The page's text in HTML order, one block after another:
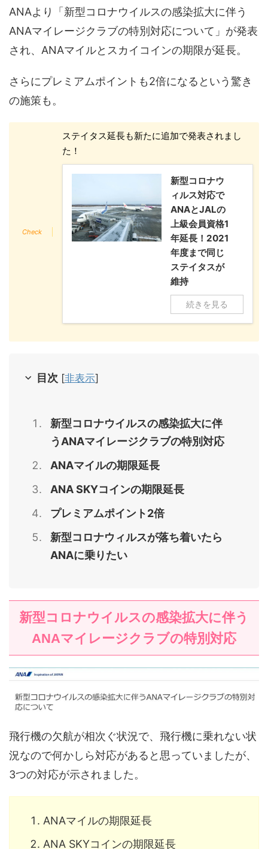
ANAより「新型コロナウイルスの感染拡大に伴う
ANAマイレージクラブの特別対応について」が発表
され、ANAマイルとスカイコインの期限が延長。
さらにプレミアムポイントも2倍になるという驚き
の施策も。
ステイタス延長も新たに追加で発表されまし
た！
新型コロナウ
ィルス対応で
ANAとJALの
上級会員資格1
年延長！2021
年度まで同じ
ステイタスが
維持
続きを見る
目次 [非表示]
新型コロナウイルスの感染拡大に伴
うANAマイレージクラブの特別対応
ANAマイルの期限延長
ANA SKYコインの期限延長
プレミアムポイント2倍
新型コロナウィルスが落ち着いたら
ANAに乗りたい
新型コロナウイルスの感染拡大に伴う
ANAマイレージクラブの特別対応
飛行機の欠航が相次ぐ状況で、飛行機に乗れない状
況なので何かしら対応があると思っていましたが、
3つの対応が示されました。
ANAマイルの期限延長
ANA SKYコインの期限延長